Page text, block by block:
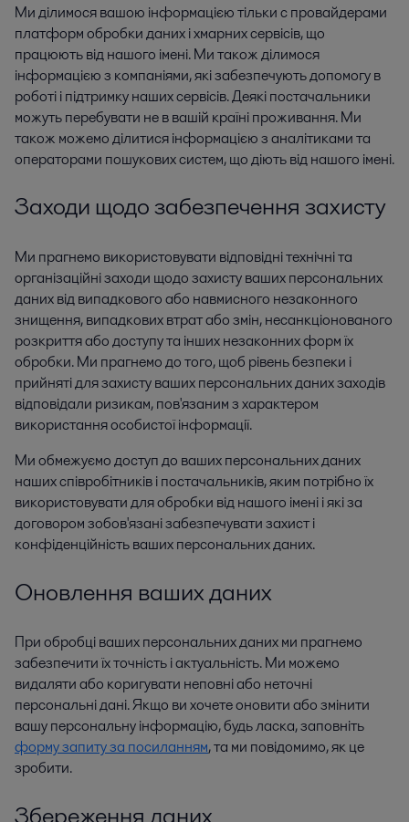
Ми ділимося вашою інформацією тільки c провайдерами
платформ обробки даних і хмарних сервісів, що
працюють від нашого імені. Ми також ділимося
інформацією з компаніями, які забезпечують допомогу в
роботі і підтримку наших сервісів. Деякі постачальники
можуть перебувати не в вашій країні проживання. Ми
також можемо ділитися інформацією з аналітиками та
операторами пошукових систем, що діють від нашого імені.
Заходи щодо забезпечення захисту
Ми прагнемо використовувати відповідні технічні та
організаційні заходи щодо захисту ваших персональних
даних від випадкового або навмисного незаконного
знищення, випадкових втрат або змін, несанкціонованого
розкриття або доступу та інших незаконних форм їх
обробки. Ми прагнемо до того, щоб рівень безпеки і
прийняті для захисту ваших персональних даних заходів
відповідали ризикам, пов'язаним з характером
використання особистої інформації.
Ми обмежуємо доступ до ваших персональних даних
наших співробітників і постачальників, яким потрібно їх
використовувати для обробки від нашого імені і які за
договором зобов'язані забезпечувати захист і
конфіденційність ваших персональних даних.
Оновлення ваших даних
При обробці ваших персональних даних ми прагнемо
забезпечити їх точність і актуальність. Ми можемо
видаляти або коригувати неповні або неточні
персональні дані. Якщо ви хочете оновити або змінити
вашу персональну інформацію, будь ласка, заповніть
форму запиту за посиланням, та ми повідомимо, як це
зробити.